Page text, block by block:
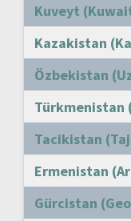
Kuveyt
Kazakistan
Özbekistan
Türkmenistan
Tacikistan
Ermenistan
Gürcistan